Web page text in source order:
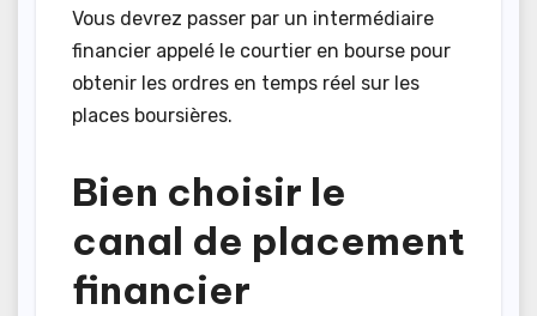
Vous devrez passer par un intermédiaire
financier appelé le courtier en bourse pour
obtenir les ordres en temps réel sur les
places boursières.
Bien choisir le
canal de placement
financier